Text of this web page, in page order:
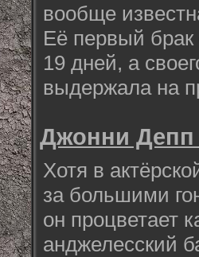
вообще
Её первый
19 дней, а
выдержала на
Джонни Депп
Хотя в
за большими
он процветает
анджелесский